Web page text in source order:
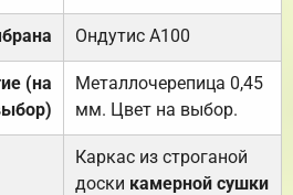
Ондутис А100
(на
Металлочерепица 0,45
мм. Цвет на выбор.
Каркас из строганой
доски камерной сушки